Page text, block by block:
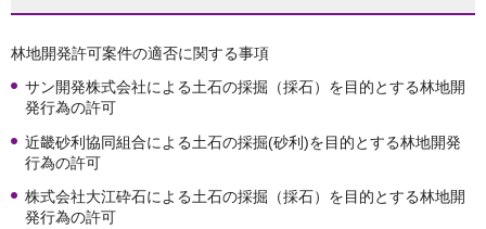
林地開発許可案件の適否に関する事項
サン開発株式会社による土石の採掘（採石）を目的とする林地開
発行為の許可
近畿砂利協同組合による土石の採掘(砂利)を目的とする林地開発
行為の許可
株式会社大江砕石による土石の採掘（採石）を目的とする林地開
発行為の許可